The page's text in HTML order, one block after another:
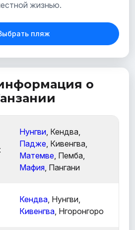
жизнью.
пляж
о
Нунгви , Кендва,
Падже , Кивенгва,
Матемве , Пемба,
Мафия , Пангани
Кендва , Нунгви,
Кивенгва , Нгоронгоро